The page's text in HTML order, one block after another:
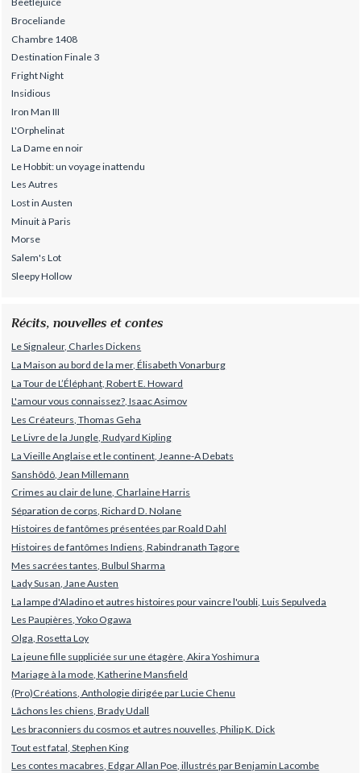
Broceliande
Chambre 1408
Destination Finale 3
Fright Night
Insidious
Iron Man III
L'Orphelinat
La Dame en noir
Le Hobbit: un voyage inattendu
Les Autres
Lost in Austen
Minuit à Paris
Morse
Salem's Lot
Sleepy Hollow
Récits, nouvelles et contes
Le Signaleur, Charles Dickens
La Maison au bord de la mer, Élisabeth Vonarburg
La Tour de L’Éléphant, Robert E. Howard
L'amour vous connaissez?, Isaac Asimov
Les Créateurs, Thomas Geha
Le Livre de la Jungle, Rudyard Kipling
La Vieille Anglaise et le continent, Jeanne-A Debats
Sanshôdô, Jean Millemann
Crimes au clair de lune, Charlaine Harris
Séparation de corps, Richard D. Nolane
Histoires de fantômes présentées par Roald Dahl
Histoires de fantômes Indiens, Rabindranath Tagore
Mes sacrées tantes, Bulbul Sharma
Lady Susan, Jane Austen
La lampe d'Aladino et autres histoires pour vaincre l'oubli, Luis Sepulveda
Les Paupières, Yoko Ogawa
Olga, Rosetta Loy
La jeune fille suppliciée sur une étagère, Akira Yoshimura
Mariage à la mode, Katherine Mansfield
(Pro)Créations, Anthologie dirigée par Lucie Chenu
Lâchons les chiens, Brady Udall
Les braconniers du cosmos et autres nouvelles, Philip K. Dick
Tout est fatal, Stephen King
Les contes macabres, Edgar Allan Poe, illustrés par Benjamin Lacombe